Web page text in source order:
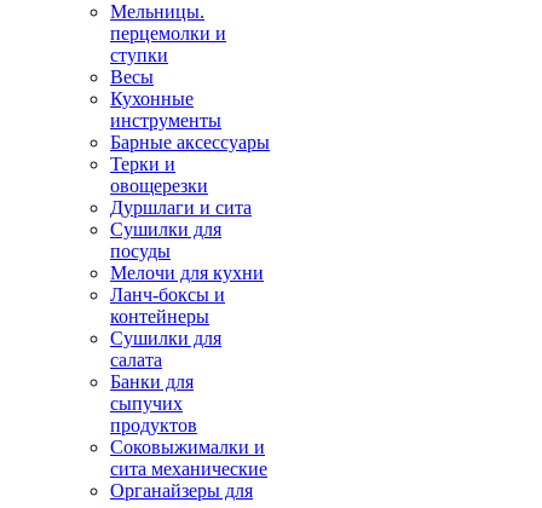
Мельницы.
перцемолки и
ступки
Весы
Кухонные
инструменты
Барные аксессуары
Терки и
овощерезки
Дуршлаги и сита
Сушилки для
посуды
Мелочи для кухни
Ланч-боксы и
контейнеры
Сушилки для
салата
Банки для
сыпучих
продуктов
Соковыжималки и
сита механические
Органайзеры для